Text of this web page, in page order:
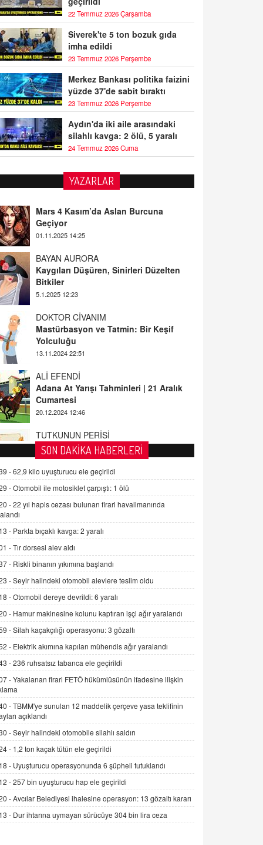
22 Temmuz 2026 Çarşamba
Siverek'te 5 ton bozuk gıda
imha edildi
23 Temmuz 2026 Perşembe
Merkez Bankası politika faizini
yüzde 37'de sabit bıraktı
23 Temmuz 2026 Perşembe
Aydın'da iki aile arasındaki
silahlı kavga: 2 ölü, 5 yaralı
24 Temmuz 2026 Cuma
YAZARLAR
BAYAN AURORA
Kaygıları Düşüren, Sinirleri Düzelten
Bitkiler
DOKTOR CİVANIM
Mastürbasyon ve Tatmin: Bir Keşif
Yolculuğu
ALİ EFENDİ
Adana At Yarışı Tahminleri | 21 Aralık
Cumartesi
TUTKUNUN PERİSİ
Sağlıklı Bir Cinsel Yaşam ile İlgili
Bilinmesi Gerekenler
FARUK ÖNALAN
Tezkere Onaylanmasaydı…
2 Kasım 2021 Salı 00:11
AV. DOĞAN CAN DOĞAN
hukukun gelişimi
15.09.2025 16:17
SEHER EREK
Kış Ayları Geldi, Hangi Önlemler
Alınmalı?
9.12.2025 10:11
İNCİ GÜL AKÖL
Trump Keşke Adana'yı da Ziyaret Etse...
06.07.2026 13:00
ADEM AKÖL
Esed Destekçilerinin Yüzüne Vurulan
Şamar: Sednaya
11.12.2024 12:30
DR. EKREM ASLAN
Gerçek Ne, Algı Ne? "Beraber
Yürüyoruz" Cümlesinin Peşinden
19.07.2025 12:45
GÖNÜL MENEKŞE
Şifacının Yolu
04.11.2025 12:56
SON DAKİKA HABERLERİ
-62,9 kilo uyuşturucu ele geçirildi
-Otomobil ile motosiklet çarpıştı: 1 ölü
-22 yıl hapis cezası bulunan firari havalimanında
- Parkta bıçaklı kavga: 2 yaralı
-Tır dorsesi alev aldı
- Riskli binanın yıkımına başlandı
-Seyir halindeki otomobil alevlere teslim oldu
-Otomobil dereye devrildi: 6 yaralı
- Hamur makinesine kolunu kaptıran işçi ağır yaralandı
-Silah kaçakçılığı operasyonu: 3 gözaltı
- Elektrik akımına kapılan mühendis ağır yaralandı
-236 ruhsatsız tabanca ele geçirildi
-Yakalanan firari FETÖ hükümlüsünün ifadesine ilişkin
-TBMM'ye sunulan 12 maddelik çerçeve yasa teklifinin
açıklandı
-Seyir halindeki otomobile silahlı saldırı
- 1,2 ton kaçak tütün ele geçirildi
- Uyuşturucu operasyonunda 6 şüpheli tutuklandı
-257 bin uyuşturucu hap ele geçirildi
-Avcılar Belediyesi ihalesine operasyon: 13 gözaltı kararı
- Dur ihtarına uymayan sürücüye 304 bin lira ceza